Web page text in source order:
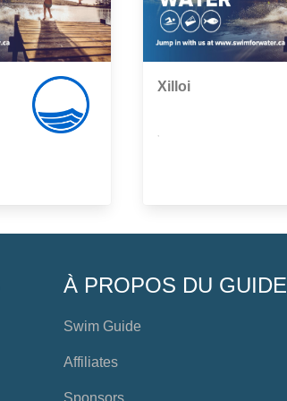
Xilloi
À PROPOS DU GUIDE
Swim Guide
Affiliates
Sponsors